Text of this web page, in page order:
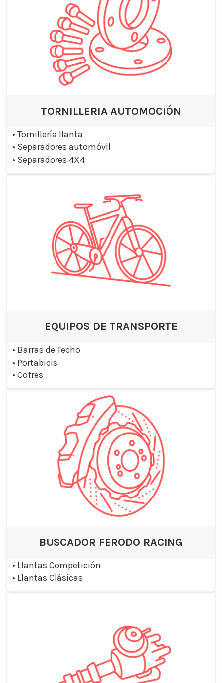
TORNILLERIA AUTOMOCIÓN
• Tornillería llanta
• Separadores automóvil
• Separadores 4X4
EQUIPOS DE TRANSPORTE
• Barras de Techo
• Portabicis
• Cofres
BUSCADOR FERODO RACING
• Llantas Competición
• Llantas Clásicas